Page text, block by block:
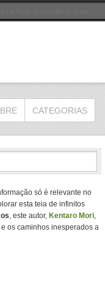
CATEGORIAS
só é relevante no
esta teia de infinitos
, este autor, Kentaro Mori,
os caminhos inesperados a